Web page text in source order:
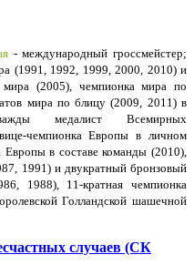
- международный гроссмейстер;
(1991, 1992, 1999, 2000, 2010) и
мира (2005), чемпионка мира по
мира по блицу (2009, 2011) в
медалист Всемирных
чемпионка Европы в личном
Европы в составе команды (2010),
1991) и двукратный бронзовый
1988), 11-кратная чемпионка
Голландской шашечной
случаев (СК